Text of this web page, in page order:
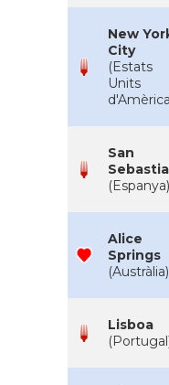
New
City
(Estats
Units
San
(Espanya)
Alice
Springs
(Austràlia)
Lisboa